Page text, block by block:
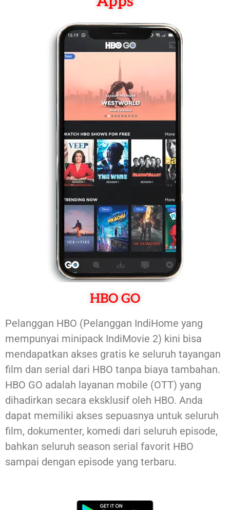
HBO GO
Pelanggan HBO (Pelanggan IndiHome yang
mempunyai minipack IndiMovie 2) kini bisa
mendapatkan akses gratis ke seluruh tayangan
film dan serial dari HBO tanpa biaya tambahan.
HBO GO adalah layanan mobile (OTT) yang
dihadirkan secara eksklusif oleh HBO. Anda
dapat memiliki akses sepuasnya untuk seluruh
film, dokumenter, komedi dari seluruh episode,
bahkan seluruh season serial favorit HBO
sampai dengan episode yang terbaru.